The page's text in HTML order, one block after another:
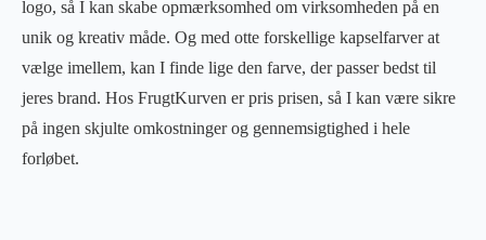
logo, så I kan skabe opmærksomhed om virksomheden på en
unik og kreativ måde. Og med otte forskellige kapselfarver at
vælge imellem, kan I finde lige den farve, der passer bedst til
jeres brand. Hos FrugtKurven er pris prisen, så I kan være sikre
på ingen skjulte omkostninger og gennemsigtighed i hele
forløbet.